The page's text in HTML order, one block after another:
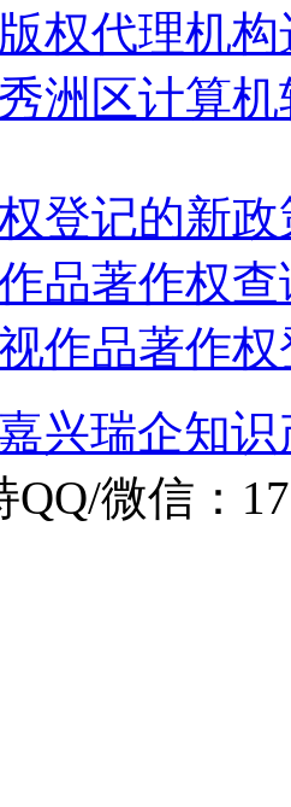
权代理机
洲区计算
登记的新
品著作权
作品著作
兴瑞企知
微信：